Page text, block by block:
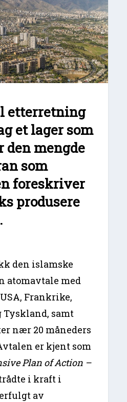
etterretning
et lager som
den mengde
som
foreskriver
produsere
den islamske
atomavtale med
Frankrike,
Tyskland, samt
nær 20 måneders
er kjent som
Plan of Action –
i kraft i
av